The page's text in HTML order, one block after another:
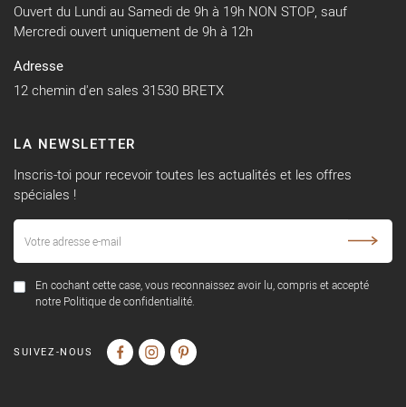
Ouvert du Lundi au Samedi de 9h à 19h NON STOP, sauf
Mercredi ouvert uniquement de 9h à 12h
Adresse
12 chemin d'en sales 31530 BRETX
LA NEWSLETTER
Inscris-toi pour recevoir toutes les actualités et les offres
spéciales !
En cochant cette case, vous reconnaissez avoir lu, compris et accepté
notre Politique de confidentialité.
SUIVEZ-NOUS